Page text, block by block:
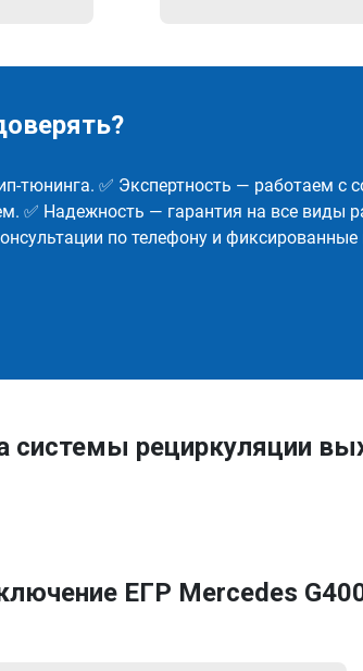
тюнинга. ✅ Экспертность — работаем с
✅ Надежность — гарантия на все виды
по телефону и фиксированные
системы рециркуляции
ЕГР Mercedes